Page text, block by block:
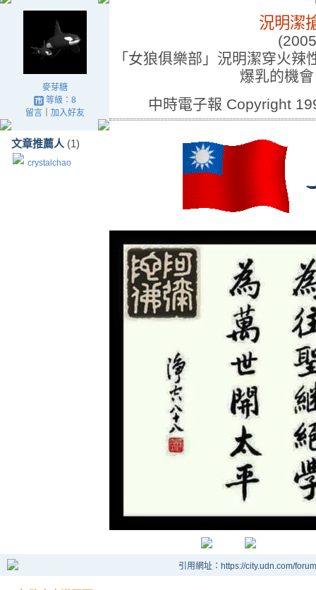
麥芽糖
等級：8
留言｜ 加入好友
文章推薦人 (1)
crystalchao
況明潔
「女狼俱樂部」況明潔穿火
爆乳的機
中時電子報 Copyright
引用網址：https://city.udn.com/